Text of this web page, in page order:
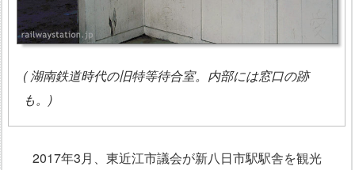
( 湖南鉄道時代の旧特等待合室。内部には窓口の跡
も。)
2017年3月、東近江市議会が新八日市駅駅舎を観光